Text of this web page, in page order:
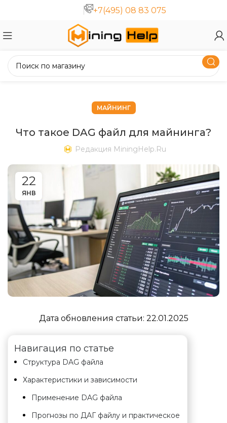
+7(495) 08 83 075
МАЙНИНГ
Что такое DAG файл для майнинга?
Редакция MiningHelp.ru
22
ЯНВ
Дата обновления статьи: 22.01.2025
Навигация по статье
Структура DAG файла
Характеристики и зависимости
Применение DAG файла
Прогнозы по ДАГ файлу и практическое